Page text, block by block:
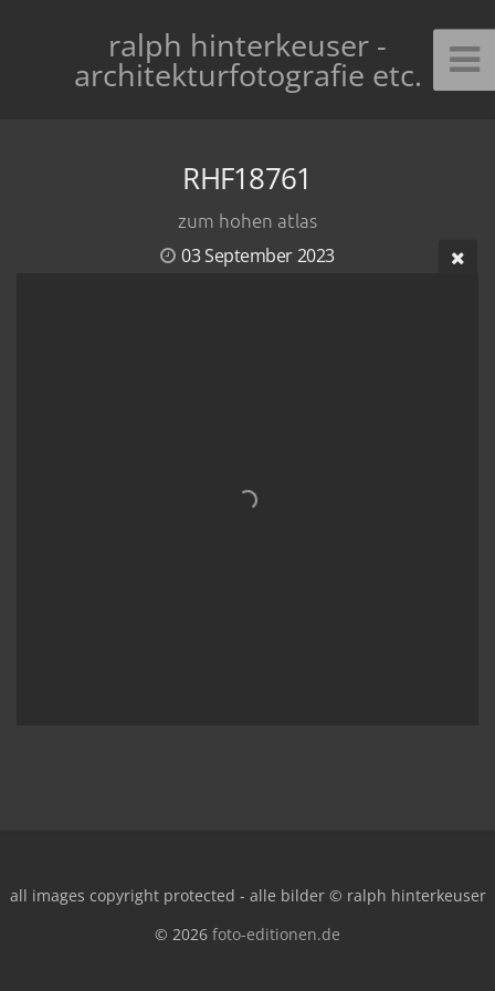
ralph hinterkeuser -
architekturfotografie etc.
RHF18761
zum hohen atlas
03 September 2023
all images copyright protected - alle bilder © ralph hinterkeuser
© 2026 foto-editionen.de